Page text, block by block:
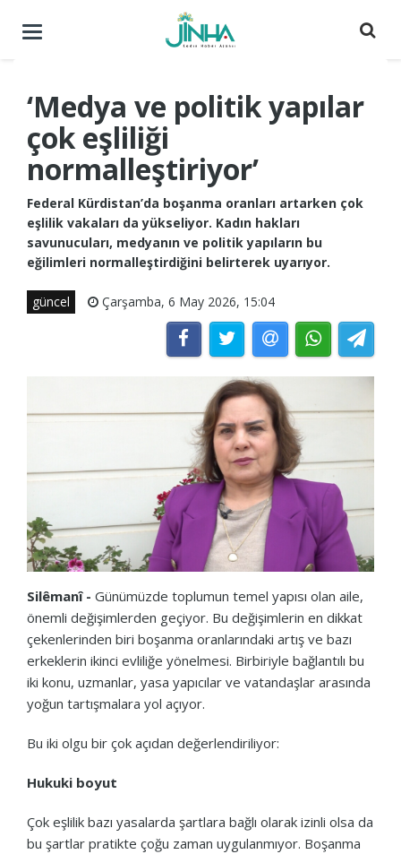
Menüyü
‘Medya ve politik yapılar
çok eşliliği
normalleştiriyor’
Federal Kürdistan’da boşanma oranları artarken çok
eşlilik vakaları da yükseliyor. Kadın hakları
savunucuları, medyanın ve politik yapıların bu
eğilimleri normalleştirdiğini belirterek uyarıyor.
güncel Çarşamba, 6 May 2026, 15:04
Silêmanî - Günümüzde toplumun temel yapısı olan aile,
önemli değişimlerden geçiyor. Bu değişimlerin en dikkat
çekenlerinden biri boşanma oranlarındaki artış ve bazı
erkeklerin ikinci evliliğe yönelmesi. Birbiriyle bağlantılı bu
iki konu, uzmanlar, yasa yapıcılar ve vatandaşlar arasında
yoğun tartışmalara yol açıyor.
Bu iki olgu bir çok açıdan değerlendiriliyor:
Hukuki boyut
Çok eşlilik bazı yasalarda şartlara bağlı olarak izinli olsa da
bu şartlar pratikte çoğu zaman uygulanmıyor. Boşanma